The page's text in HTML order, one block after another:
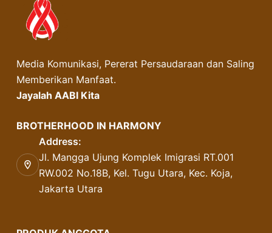
Media Komunikasi, Pererat Persaudaraan dan Saling
Memberikan Manfaat.
Jayalah AABI Kita
BROTHERHOOD IN HARMONY
Address:
Jl. Mangga Ujung Komplek Imigrasi RT.001
RW.002 No.18B, Kel. Tugu Utara, Kec. Koja,
Jakarta Utara